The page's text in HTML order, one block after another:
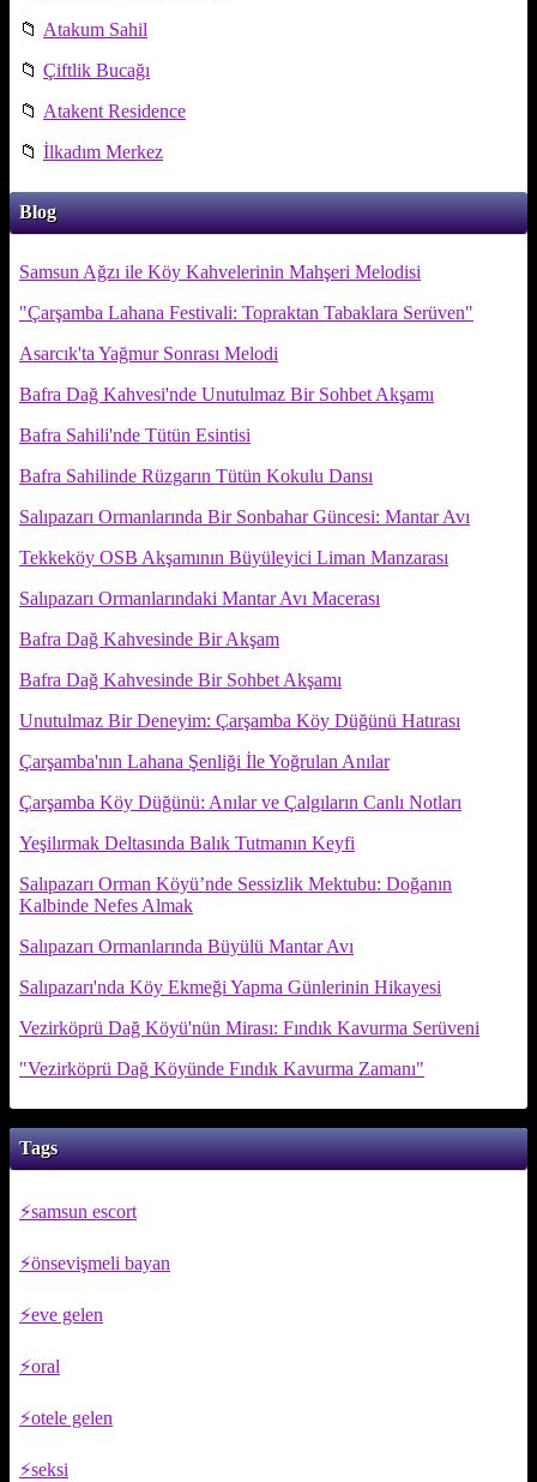
📁 Atakum Sahil
📁 Çiftlik Bucağı
📁 Atakent Residence
📁 İlkadım Merkez
Blog
Samsun Ağzı ile Köy Kahvelerinin Mahşeri Melodisi
"Çarşamba Lahana Festivali: Topraktan Tabaklara Serüven"
Asarcık'ta Yağmur Sonrası Melodi
Bafra Dağ Kahvesi'nde Unutulmaz Bir Sohbet Akşamı
Bafra Sahili'nde Tütün Esintisi
Bafra Sahilinde Rüzgarın Tütün Kokulu Dansı
Salıpazarı Ormanlarında Bir Sonbahar Güncesi: Mantar Avı
Tekkeköy OSB Akşamının Büyüleyici Liman Manzarası
Salıpazarı Ormanlarındaki Mantar Avı Macerası
Bafra Dağ Kahvesinde Bir Akşam
Bafra Dağ Kahvesinde Bir Sohbet Akşamı
Unutulmaz Bir Deneyim: Çarşamba Köy Düğünü Hatırası
Çarşamba'nın Lahana Şenliği İle Yoğrulan Anılar
Çarşamba Köy Düğünü: Anılar ve Çalgıların Canlı Notları
Yeşilırmak Deltasında Balık Tutmanın Keyfi
Salıpazarı Orman Köyü’nde Sessizlik Mektubu: Doğanın
Kalbinde Nefes Almak
Salıpazarı Ormanlarında Büyülü Mantar Avı
Salıpazarı'nda Köy Ekmeği Yapma Günlerinin Hikayesi
Vezirköprü Dağ Köyü'nün Mirası: Fındık Kavurma Serüveni
"Vezirköprü Dağ Köyünde Fındık Kavurma Zamanı"
Tags
samsun escort
önsevişmeli bayan
eve gelen
oral
otele gelen
seksi